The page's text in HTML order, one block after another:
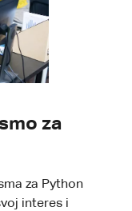
za
za Python
interes i